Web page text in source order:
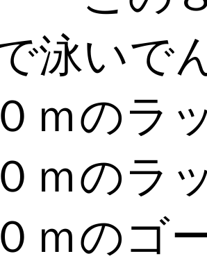
泳いで
ｍのラ
ｍの
ｍの